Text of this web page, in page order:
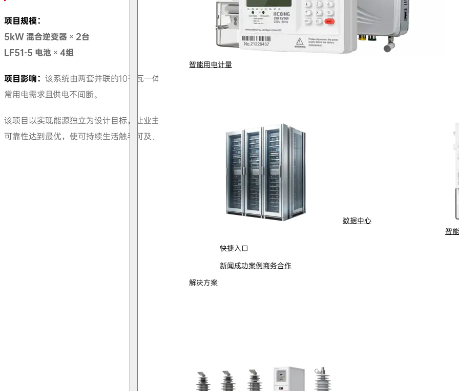
智能用电计量
数据中心
智
快捷入口
新闻成功案例商务合作
解决方案
项目规模：
5kW 混合逆变器 × 2台
LF51-5 电池 × 4组
项目影响： 该系统由两套并联的10千瓦一体化混合系统驱动，并配备总计20千瓦时的电池储能。它们协同工作，提供无缝的能
常用电需求且供电不间断。
该项目以实现能源独立为设计目标，让业主能够自主掌控能源使用，同时显著减少环境足迹。无论在城市还是乡村环境中，利
可靠性达到最优，使可持续生活触手可及、轻松无忧。